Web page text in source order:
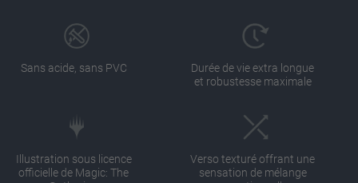
Sans acide, sans PVC
Durée de vie extra longue
et robustesse maximale
Illustration sous licence
officielle de Magic: The
Verso texturé offrant une
sensation de mélange